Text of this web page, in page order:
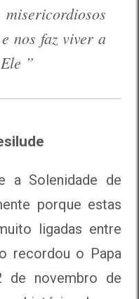
nos faz viver a
”
a Solenidade de
porque estas
ligadas entre
recordou o Papa
de novembro de